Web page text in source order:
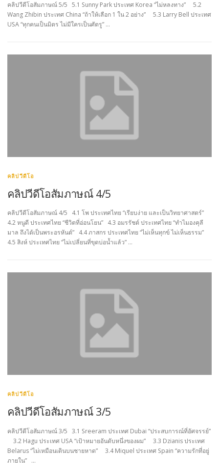
คลิปวีดีโอสัมภาษณ์ 5/5 5.1 Sunny Park ประเทศ Korea “ไม่หลงทาง” 5.2
Wang Zhibin ประเทศ China “ถ้าให้เลือก 1 ใน 2 อย่าง” 5.3 Larry Bell ประเทศ
USA “ทุกคนเป็นมิตร ไม่มีใครเป็นศัตรู” …
คลิปวีดีโอ
คลิปวีดีโอสัมภาษณ์ 4/5
คลิปวีดีโอสัมภาษณ์ 4/5 4.1 โพ ประเทศไทย “เรียบง่าย และเป็นวิทยาศาสตร์”
4.2 หนูดี ประเทศไทย “ชีวิตที่อ่อนโยน” 4.3 อมรรัชต์ ประเทศไทย “ทำไมองคุลี
มาล ถึงได้เป็นพระอรหันต์” 4.4 ภาสกร ประเทศไทย “ไม่เห็นทุกข์ ไม่เห็นธรรม”
4.5 สิงห์ ประเทศไทย “ไม่เปลี่ยนที่ขุดบ่อน้ำแล้ว” …
คลิปวีดีโอ
คลิปวีดีโอสัมภาษณ์ 3/5
คลิปวีดีโอสัมภาษณ์ 3/5 3.1 Sreeram ประเทศ Dubai “ประสบการณ์ที่อัศจรรย์”
3.2 Hagu ประเทศ USA “เป้าหมายอันดับหนึ่งของผม” 3.3 Dzianis ประเทศ
Belarus “ไม่เหมือนเดินบนชายหาด” 3.4 Miquel ประเทศ Spain “ความรักที่อยู่
ภายใน” …